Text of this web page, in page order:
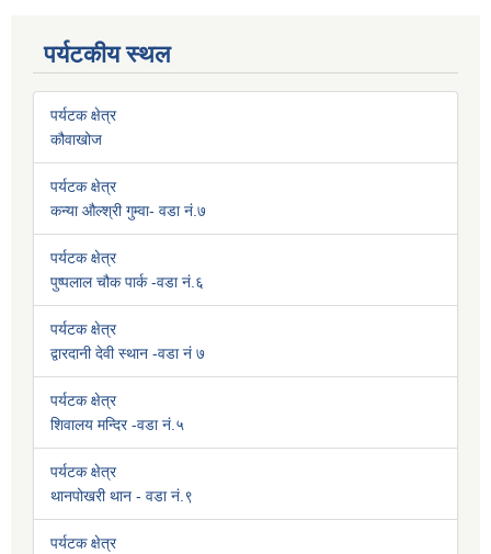
पर्यटकीय स्थल
पर्यटक क्षेत्र
कौवाखोज
पर्यटक क्षेत्र
कन्या औल्श्री गुम्वा- वडा नं.७
पर्यटक क्षेत्र
पुष्पलाल चौक पार्क -वडा नं.६
पर्यटक क्षेत्र
द्वारदानी देवी स्थान -वडा नं ७
पर्यटक क्षेत्र
शिवालय मन्दिर -वडा नं.५
पर्यटक क्षेत्र
थानपोखरी थान - वडा नं.९
पर्यटक क्षेत्र